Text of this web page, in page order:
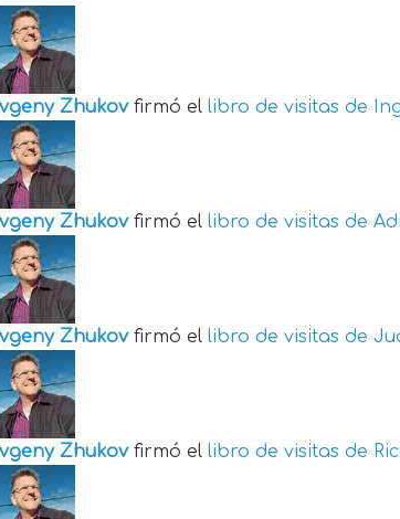
Zhukov firmó el libro de visitas de
Zhukov firmó el libro de visitas de
Zhukov firmó el libro de visitas de
Zhukov firmó el libro de visitas de